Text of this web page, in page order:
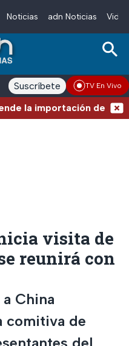
Noticias adn Noticias
adn Noticias Radio
Suscríbete TV En Vivo
la importación de
visita de
reunirá con
China
comitiva de